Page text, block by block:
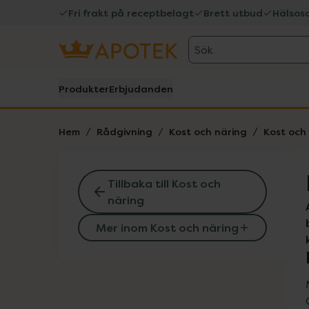
Fri frakt på receptbelagt Brett utbud
Sök
ProdukterErbjudanden
Hem Rådgivning Kost och näring Kost
Tillbaka till Kost och
näring
Mer inom Kost och näring